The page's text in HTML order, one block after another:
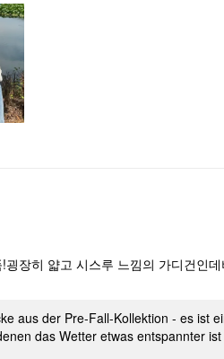
장히 얇고 시스루 느낌의 가디건인
aus der Pre-Fall-Kollektion - es ist
das Wetter etwas entspannter